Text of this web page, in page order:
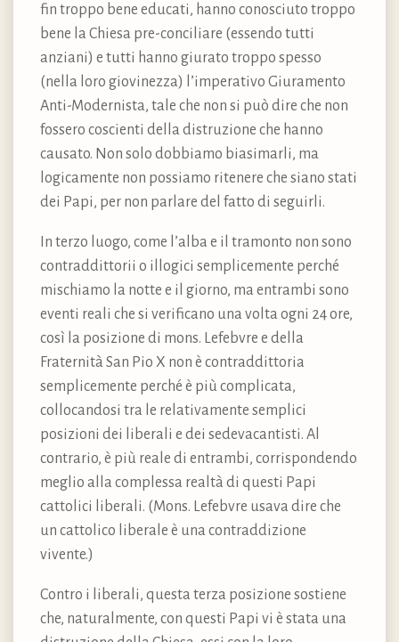
fin troppo bene educati, hanno conosciuto troppo
bene la Chiesa pre-conciliare (essendo tutti
anziani) e tutti hanno giurato troppo spesso
(nella loro giovinezza) l’imperativo Giuramento
Anti-Modernista, tale che non si può dire che non
fossero coscienti della distruzione che hanno
causato. Non solo dobbiamo biasimarli, ma
logicamente non possiamo ritenere che siano stati
dei Papi, per non parlare del fatto di seguirli.
In terzo luogo, come l’alba e il tramonto non sono
contraddittorii o illogici semplicemente perché
mischiamo la notte e il giorno, ma entrambi sono
eventi reali che si verificano una volta ogni 24 ore,
così la posizione di mons. Lefebvre e della
Fraternità San Pio X non è contraddittoria
semplicemente perché è più complicata,
collocandosi tra le relativamente semplici
posizioni dei liberali e dei sedevacantisti. Al
contrario, è più reale di entrambi, corrispondendo
meglio alla complessa realtà di questi Papi
cattolici liberali. (Mons. Lefebvre usava dire che
un cattolico liberale è una contraddizione
vivente.)
Contro i liberali, questa terza posizione sostiene
che, naturalmente, con questi Papi vi è stata una